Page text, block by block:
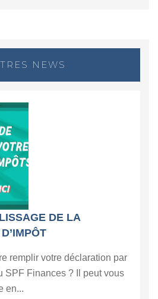
NEWS
DE LA
remplir votre déclaration par
SPF Finances ? Il peut vous
en...